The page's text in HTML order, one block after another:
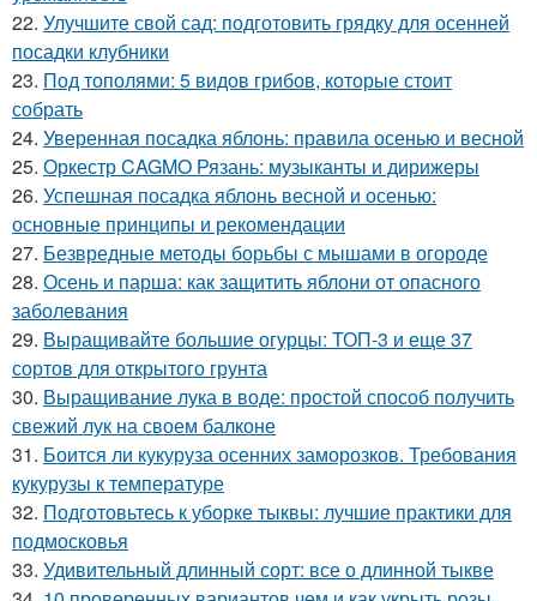
22. Улучшите свой сад: подготовить грядку для осенней
посадки клубники
23. Под тополями: 5 видов грибов, которые стоит
собрать
24. Уверенная посадка яблонь: правила осенью и весной
25. Оркестр CAGMO Рязань: музыканты и дирижеры
26. Успешная посадка яблонь весной и осенью:
основные принципы и рекомендации
27. Безвредные методы борьбы с мышами в огороде
28. Осень и парша: как защитить яблони от опасного
заболевания
29. Выращивайте большие огурцы: ТОП-3 и еще 37
сортов для открытого грунта
30. Выращивание лука в воде: простой способ получить
свежий лук на своем балконе
31. Боится ли кукуруза осенних заморозков. Требования
кукурузы к температуре
32. Подготовьтесь к уборке тыквы: лучшие практики для
подмосковья
33. Удивительный длинный сорт: все о длинной тыкве